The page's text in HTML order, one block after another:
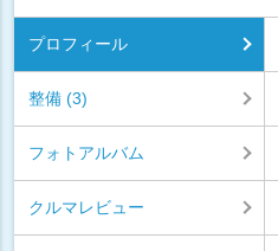
プロフィール
整備 (3)
フォトアルバム
クルマレビュー